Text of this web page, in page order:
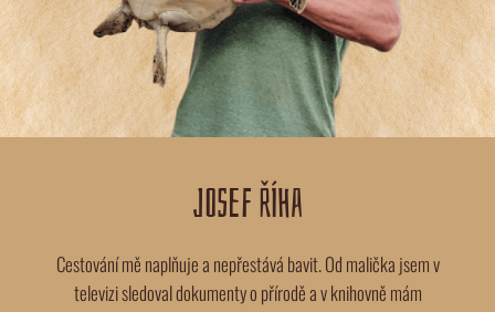
JOSEF ŘÍHA
Cestování mě naplňuje a nepřestává bavit. Od malička jsem v
televizi sledoval dokumenty o přírodě a v knihovně mám